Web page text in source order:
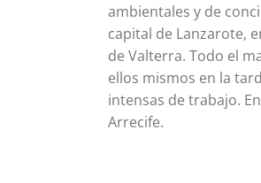
ambientales y de
capital de Lanzarote,
de Valterra. Todo el
ellos mismos en la
intensas de trabajo.
Arrecife.